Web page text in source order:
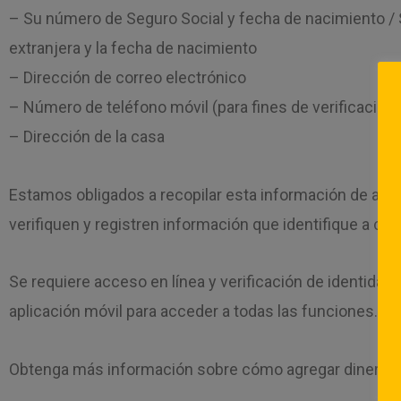
– Su número de Seguro Social y fecha de nacimiento
extranjera y la fecha de nacimiento
– Dirección de correo electrónico
– Número de teléfono móvil (para fines de verificación
– Dirección de la casa
Estamos obligados a recopilar esta información de
verifiquen y registren información que identifique a
Se requiere acceso en línea y verificación de
aplicación móvil para acceder a todas las funciones.
Obtenga más información sobre cómo agregar dinero